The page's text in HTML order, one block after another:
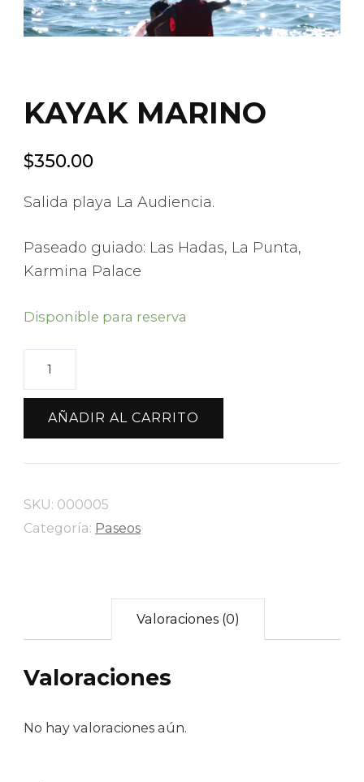
KAYAK MARINO
$350.00
Salida playa La Audiencia.
Paseado guiado: Las Hadas, La Punta,
Karmina Palace
Disponible para reserva
cantidad
AÑADIR AL CARRITO
SKU: 000005
Categoría: Paseos
Valoraciones (0)
Valoraciones
No hay valoraciones aún.